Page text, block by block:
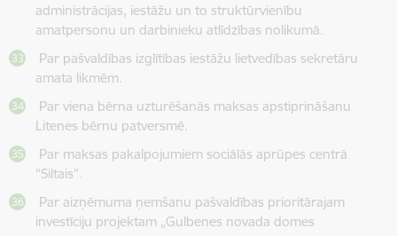
administrācijas, iestāžu un to struktūrvienību
amatpersonu un darbinieku atlīdzības nolikumā.
Par pašvaldības izglītības iestāžu lietvedības sekretāru
amata likmēm.
Par viena bērna uzturēšanās maksas apstiprināšanu
Litenes bērnu patversmē.
Par maksas pakalpojumiem sociālās aprūpes centrā
“Siltais”.
Par aizņēmuma ņemšanu pašvaldības prioritārajam
investīciju projektam „Gulbenes novada domes